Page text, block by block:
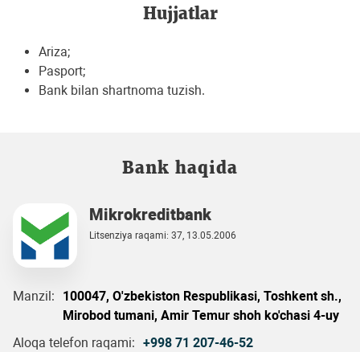
Hujjatlar
Ariza;
Pasport;
Bank bilan shartnoma tuzish.
Bank haqida
Mikrokreditbank
Litsenziya raqami: 37, 13.05.2006
Manzil:
100047, O'zbekiston Respublikasi, Toshkent sh.,
Mirobod tumani, Amir Temur shoh ko'chasi 4-uy
Aloqa telefon raqami: +998 71 207-46-52